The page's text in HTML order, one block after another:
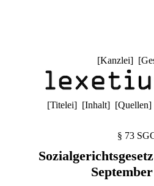
[Kanzlei] [
[Titelei] [Inhalt] [Quellen]
§ 73